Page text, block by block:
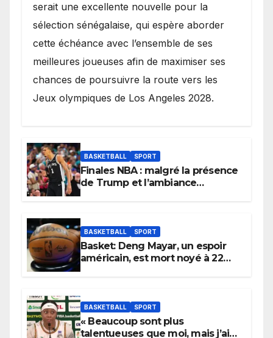
serait une excellente nouvelle pour la
sélection sénégalaise, qui espère aborder
cette échéance avec l’ensemble de ses
meilleures joueuses afin de maximiser ses
chances de poursuivre la route vers les
Jeux olympiques de Los Angeles 2028.
BASKETBALL SPORT
Finales NBA : malgré la présence
de Trump et l’ambiance
BASKETBALL SPORT
Basket: Deng Mayar, un espoir
américain, est mort noyé à 22
BASKETBALL SPORT
« Beaucoup sont plus
talentueuses que moi, mais j’ai